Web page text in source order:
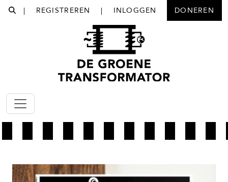
| REGISTREREN | INLOGGEN DONEREN